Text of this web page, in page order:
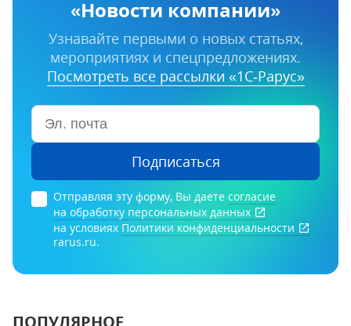
«Новости компании»
Узнавайте первыми о новых статьях,
мероприятиях и спецпредложениях.
Посмотреть все рассылки «1С‑Рарус»
Подписаться
Отправляя эту форму, Вы даете согласие
на обработку персональных данных
на условиях Политики конфиденциальности
rarus.ru.
ПОПУЛЯРНОЕ